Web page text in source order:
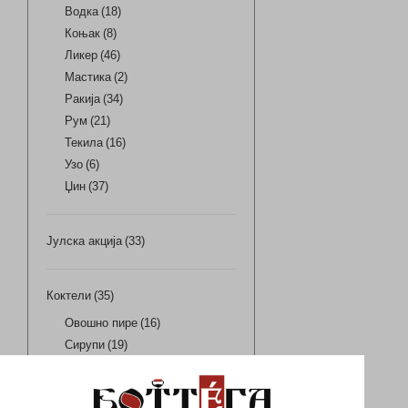
Водка (18)
Коњак (8)
Ликер (46)
Мастика (2)
Ракија (34)
Рум (21)
Текила (16)
Узо (6)
Џин (37)
Јулска акција (33)
Коктели (35)
Овошно пире (16)
Сирупи (19)
Креативни подароци (12)